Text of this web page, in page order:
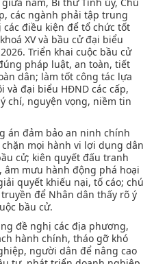
các ngành phải tập trung
điều kiện để tổ chức tốt
XV và bầu cử đại biểu
Triển khai cuộc bầu cử
pháp luật, an toàn, tiết
dân; làm tốt công tác lựa
và đại biểu HĐND các cấp,
chí, nguyện vọng, niềm tin
án đảm bảo an ninh chính
mọi hành vi lợi dụng dân
cử; kiên quyết đấu tranh
âm mưu hành động phá hoại
quyết khiếu nại, tố cáo; chú
để Nhân dân thấy rõ ý
bầu cử.
đề nghị các địa phương,
hành chính, tháo gỡ khó
người dân để nâng cao